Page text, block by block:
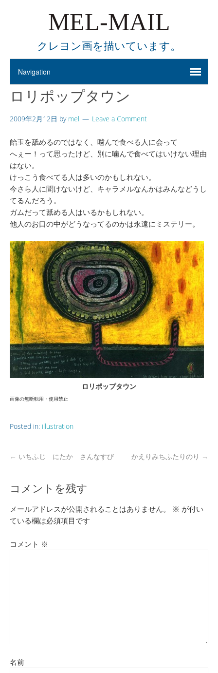
MEL-MAIL
クレヨン画を描いています。
ロリポップタウン
2009年2月12日 by mel Leave a Comment
飴玉を舐めるのではなく、噛んで食べる人に会って
へぇー！って思ったけど、別に噛んで食べてはいけない理由
はない。
けっこう食べてる人は多いのかもしれない。
今さら人に聞けないけど、キャラメルなんかはみんなどうし
てるんだろう。
ガムだって舐める人はいるかもしれない。
他人のお口の中がどうなってるのかは永遠にミステリー。
ロリポップタウン
画像の無断転用・使用禁止
Posted in: illustration
← いちふじ にたか さんなすび かえりみちふたりのり →
コメントを残す
メールアドレスが公開されることはありません。 ※ が付い
ている欄は必須項目です
コメント ※
名前